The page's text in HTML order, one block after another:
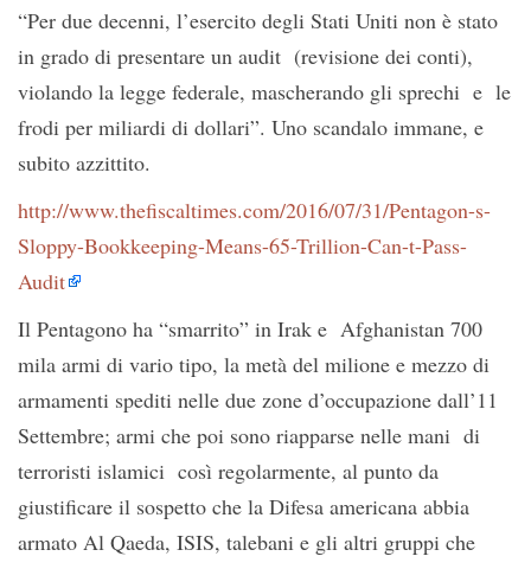
“Per due decenni, l’esercito degli Stati Uniti non è stato
in grado di presentare un audit (revisione dei conti),
violando la legge federale, mascherando gli sprechi e le
frodi per miliardi di dollari”. Uno scandalo immane, e
subito azzittito.
http://www.thefiscaltimes.com/2016/07/31/Pentagon-s-
Sloppy-Bookkeeping-Means-65-Trillion-Can-t-Pass-
Audit
Il Pentagono ha “smarrito” in Irak e Afghanistan 700
mila armi di vario tipo, la metà del milione e mezzo di
armamenti spediti nelle due zone d’occupazione dall’11
Settembre; armi che poi sono riapparse nelle mani di
terroristi islamici così regolarmente, al punto da
giustificare il sospetto che la Difesa americana abbia
armato Al Qaeda, ISIS, talebani e gli altri gruppi che